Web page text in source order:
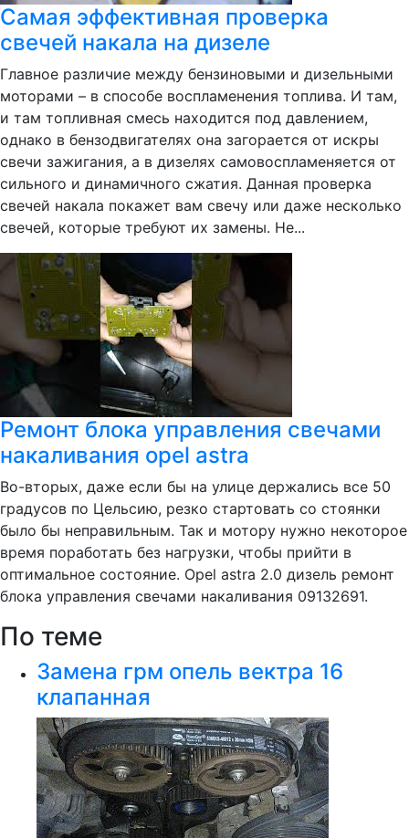
Самая эффективная проверка
свечей накала на дизеле
Главное различие между бензиновыми и дизельными
моторами – в способе воспламенения топлива. И там,
и там топливная смесь находится под давлением,
однако в бензодвигателях она загорается от искры
свечи зажигания, а в дизелях самовоспламеняется от
сильного и динамичного сжатия. Данная проверка
свечей накала покажет вам свечу или даже несколько
свечей, которые требуют их замены. Не...
Ремонт блока управления свечами
накаливания opel astra
Во-вторых, даже если бы на улице держались все 50
градусов по Цельсию, резко стартовать со стоянки
было бы неправильным. Так и мотору нужно некоторое
время поработать без нагрузки, чтобы прийти в
оптимальное состояние. Opel astra 2.0 дизель ремонт
блока управления свечами накаливания 09132691.
По теме
Замена грм опель вектра 16
клапанная